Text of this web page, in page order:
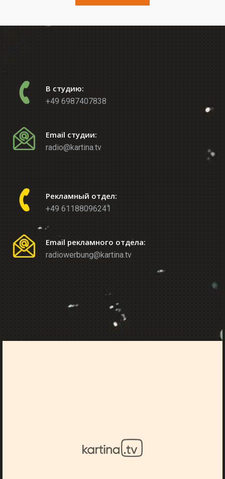
В студию:
+49 6987407838
Email студии:
radio@kartina.tv
Рекламный отдел:
+49 61188096241
Email рекламного отдела:
radiowerbung@kartina.tv